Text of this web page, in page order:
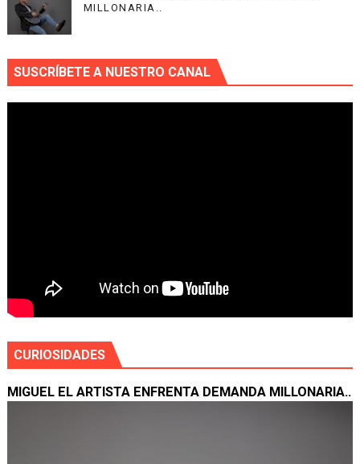
MILLONARIA..
SUSCRÍBETE A NUESTRO CANAL
CURIOSIDADES
MIGUEL EL ARTISTA ENFRENTA DEMANDA MILLONARIA..